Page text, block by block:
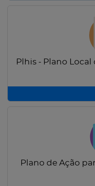
Plhis - Plano
Plano de Ação